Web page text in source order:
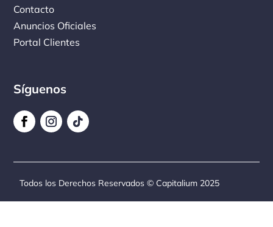
Contacto
Anuncios Oficiales
Portal Clientes
Síguenos
Todos los Derechos Reservados © Capitalium 2025